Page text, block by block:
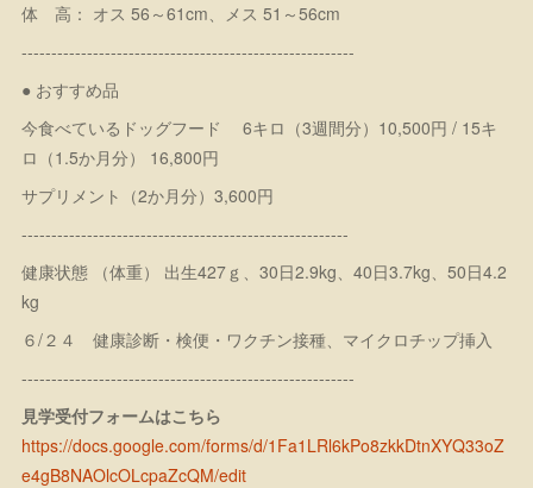
体 高： オス 56～61cm、メス 51～56cm
--------------------------------------------------------
● おすすめ品
今食べているドッグフード 6キロ（3週間分）10,500円 / 15キ
ロ（1.5か月分） 16,800円
サプリメント（2か月分）3,600円
-------------------------------------------------------
健康状態 （体重） 出生427ｇ、30日2.9kg、40日3.7kg、50日4.2
kg
６/２４ 健康診断・検便・ワクチン接種、マイクロチップ挿入
--------------------------------------------------------
見学受付フォームはこちら
https://docs.google.com/forms/d/1Fa1LRl6kPo8zkkDtnXYQ33oZ
e4gB8NAOlcOLcpaZcQM/edit